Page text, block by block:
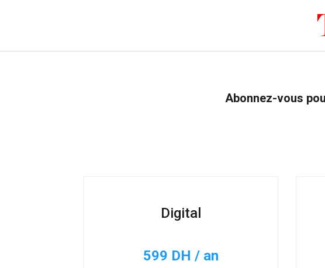
Abonnez-vous
Digital
599 DH / an